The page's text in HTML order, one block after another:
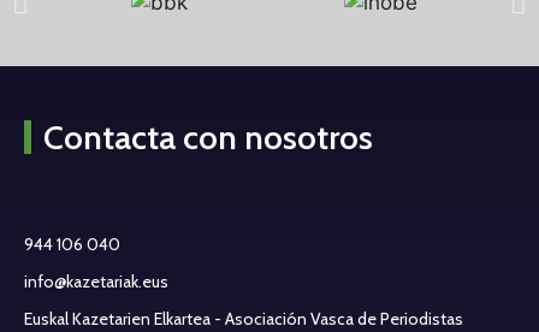
Contacta con nosotros
944 106 040
info@kazetariak.eus
Euskal Kazetarien Elkartea - Asociación Vasca de Periodistas